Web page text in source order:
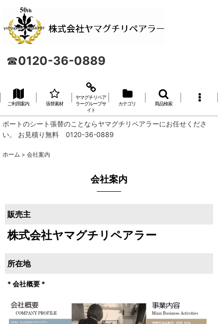
☎0120-36-0889
ご利用案内 張替素材
ヤマグチリペア
ラーグループサ
イト
カテゴリ 商品検索
ボートのシート張替のことならヤマグチリペアラーにお任せくださ
い。 お見積り無料 0120-36-0889
ホーム > 会社案内
会社案内
販売主
株式会社ヤマグチリペアラー
所在地
* 会社概要 *